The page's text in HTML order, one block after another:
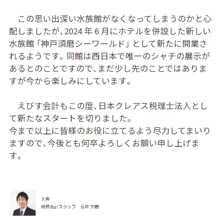
この思い出深い水族館がなくなってしまうのかと心
配しましたが、2024 年 6 月にホテルを併設した新しい
水族館 「神戸須磨シーワールド」 として新たに開業さ
れるようです。同館は西日本で唯一のシャチの展示が
あるとのことですので、まだ少し先のことではありま
すが今から楽しみにしています。
えびす会計もこの度、日本クレアス税理士法人とし
て新たなスタートを切りました。
今まで以上に皆様のお役に立てるよう尽力してまいり
ますので、今後とも何卒よろしくお願い申し上げま
す。